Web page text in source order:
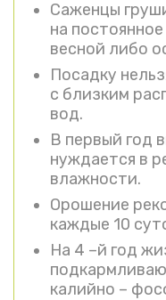
Саженцы
на
весной либо
Посадку
с близким
вод.
В первый год
нуждается в
влажности.
Орошение
каждые 10
На 4 –й год
калийно –